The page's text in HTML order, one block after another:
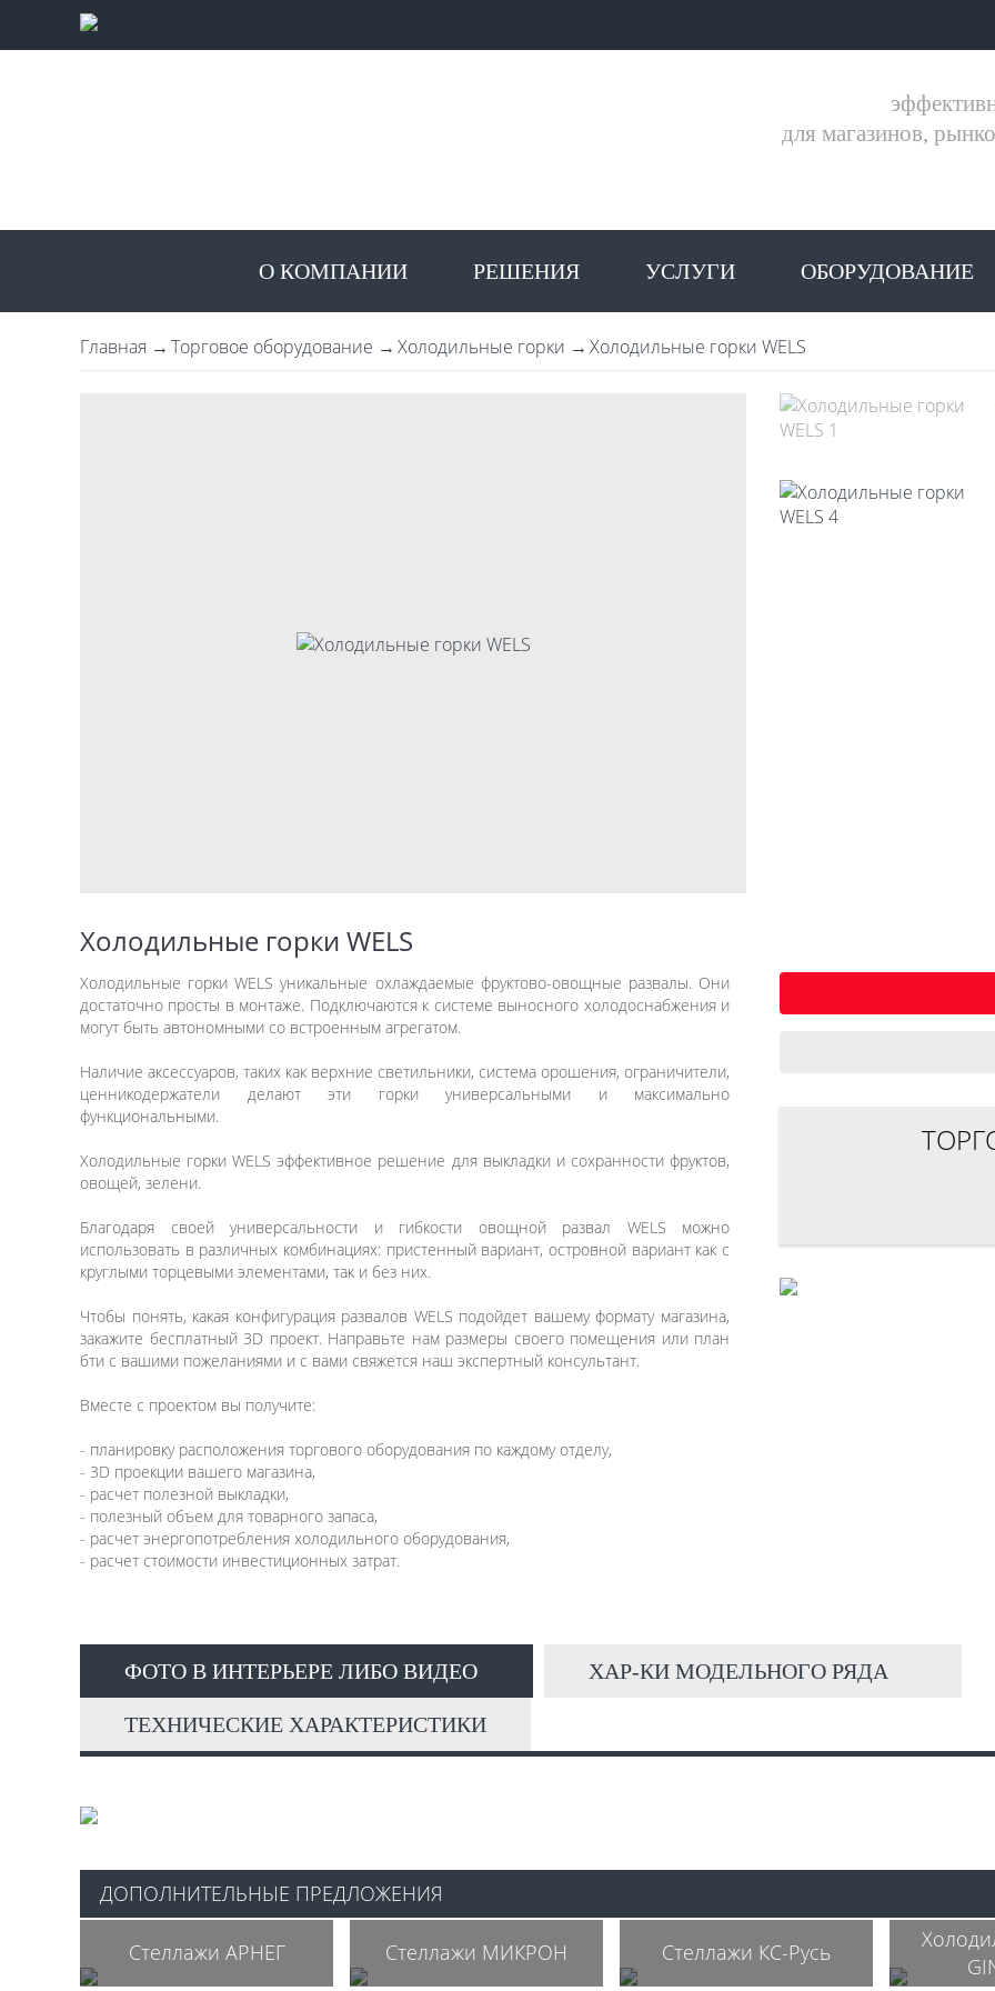
для магазинов,
О КОМПАНИИ РЕШЕНИЯ УСЛУГИ ОБОРУДОВАНИЕ
Главная Торговое оборудование Холодильные горки Холодильные горки WELS
Холодильные горки WELS
Холодильные горки WELS уникальные охлаждаемые фруктово-овощные развалы. Они
достаточно просты в монтаже. Подключаются к системе выносного холодоснабжения и
могут быть автономными со встроенным агрегатом.
Наличие аксессуаров, таких как верхние светильники, система орошения, ограничители,
ценникодержатели делают эти горки универсальными и максимально
функциональными.
Холодильные горки WELS эффективное решение для выкладки и сохранности фруктов,
овощей, зелени.
Благодаря своей универсальности и гибкости овощной развал WELS можно
использовать в различных комбинациях: пристенный вариант, островной вариант как с
круглыми торцевыми элементами, так и без них.
Чтобы понять, какая конфигурация развалов WELS подойдет вашему формату магазина,
закажите бесплатный 3D проект. Направьте нам размеры своего помещения или план
бти с вашими пожеланиями и с вами свяжется наш экспертный консультант.
Вместе с проектом вы получите:
- планировку расположения торгового оборудования по каждому отделу,
- 3D проекции вашего магазина,
- расчет полезной выкладки,
- полезный объем для товарного запаса,
- расчет энергопотребления холодильного оборудования,
- расчет стоимости инвестиционных затрат.
ФОТО В ИНТЕРЬЕРЕ ЛИБО ВИДЕО ХАР-КИ МОДЕЛЬНОГО РЯДА
ТЕХНИЧЕСКИЕ ХАРАКТЕРИСТИКИ
ДОПОЛНИТЕЛЬНЫЕ ПРЕДЛОЖЕНИЯ
Cтеллажи АРНЕГ Cтеллажи МИКРОН Стеллажи КС-Русь